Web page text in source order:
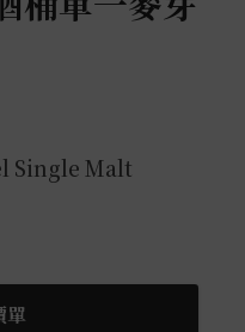
Single Malt
單